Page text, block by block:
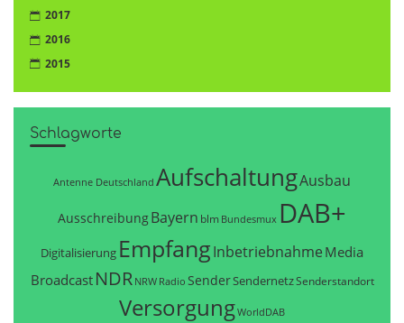
2017
2016
2015
Schlagworte
Antenne Deutschland AufschaltungAusbau
AusschreibungBayern blm Bundesmux DAB+
Digitalisierung EmpfangInbetriebnahme Media
Broadcast NDR NRW Radio SenderSendernetzSenderstandort
VersorgungWorldDAB